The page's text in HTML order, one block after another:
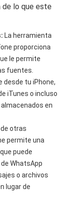
de lo que este
La herramienta
proporciona
le permite
fuentes.
desde tu iPhone,
iTunes o incluso
en
otras
permite una
puede
WhatsApp
o archivos
lugar de